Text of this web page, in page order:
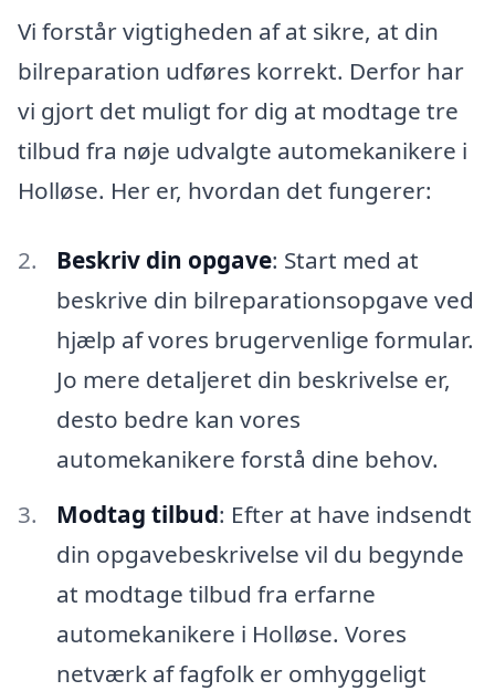
Vi forstår vigtigheden af at sikre, at din
bilreparation udføres korrekt. Derfor har
vi gjort det muligt for dig at modtage tre
tilbud fra nøje udvalgte automekanikere i
Holløse. Her er, hvordan det fungerer:
Beskriv din opgave: Start med at
beskrive din bilreparationsopgave ved
hjælp af vores brugervenlige formular.
Jo mere detaljeret din beskrivelse er,
desto bedre kan vores
automekanikere forstå dine behov.
Modtag tilbud: Efter at have indsendt
din opgavebeskrivelse vil du begynde
at modtage tilbud fra erfarne
automekanikere i Holløse. Vores
netværk af fagfolk er omhyggeligt